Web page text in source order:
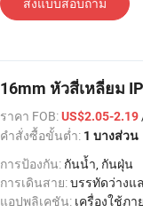
16mm หัวสี่เหลี่ยม
ราคา FOB:US$2.05-2.19
คำสั่งซื้อขั้นต่ำ: 1 บางส่วน
การป้องกัน: กันน้ำ, กันฝุ่น
การเดินสาย:บรรทัดว่างแ
แอปพลิเคชัน: เครื่องใช้ภายในบ้าน, อิเล็กทรอนิก